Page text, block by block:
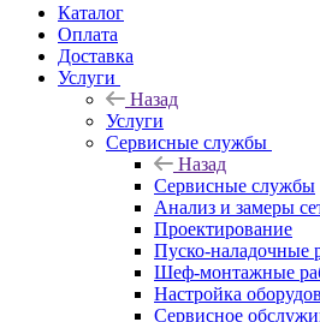
Каталог
Оплата
Доставка
Услуги
Назад
Услуги
Сервисные службы
Назад
Сервисные службы
Анализ и замеры
Проектирование
Пуско-наладочные
Шеф-монтажные
Настройка
Сервисное